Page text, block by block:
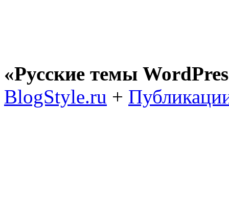
«Русские темы
BlogStyle.ru +